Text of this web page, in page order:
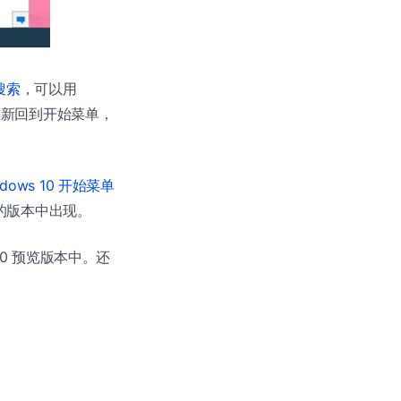
索 ，可以用
回到开始菜单，
10 开始菜单
本中出现。
预览版本中。还